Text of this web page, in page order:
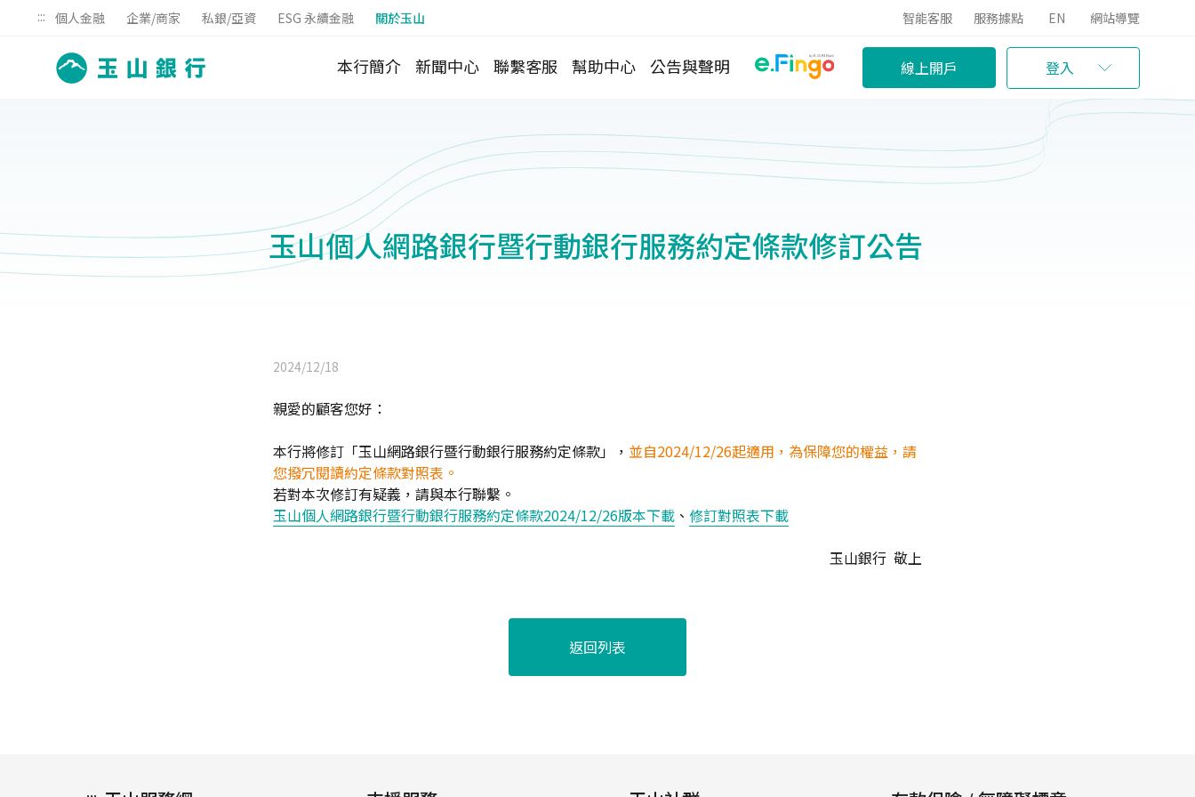
::: 個人金融 企業/商家 私銀/亞資 ESG 永續金融 關於玉山 智能客服 服務據點 EN 網站導覽
本行簡介 新聞中心 聯繫客服 幫助中心 公告與聲明 線上開戶 登入
玉山個人網路銀行暨行動銀行服務約定條款修訂公告
2024/12/18
親愛的顧客您好：
本行將修訂「玉山網路銀行暨行動銀行服務約定條款」， 並自2024/12/26起適用，為保障您的權益，請
您撥冗閱讀約定條款對照表。
若對本次修訂有疑義，請與本行聯繫。
玉山個人網路銀行暨行動銀行服務約定條款2024/12/26版本下載 、 修訂對照表下載
玉山銀行 敬上
返回列表